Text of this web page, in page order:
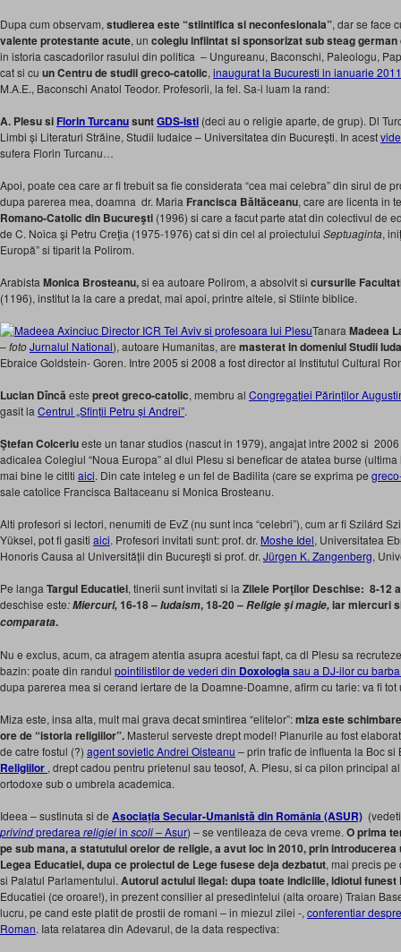
Dupa cum observam, studierea este “stiintifica si neconfesionala”, dar se face
valente protestante acute, un colegiu infiintat si sponsorizat sub steag german
in istoria cascadorilor rasului din politica – Ungureanu, Baconschi, Paleologu,
cat si cu un Centru de studii greco-catolic, inaugurat la Bucuresti in ianuarie 2011
M.A.E., Baconschi Anatol Teodor. Profesorii, la fel. Sa-i luam la rand:
A. Plesu si Florin TurcanusuntGDS-isti (deci au o religie aparte, de grup). Dl
Limbi și Literaturi Străine, Studii Iudaice – Universitatea din București. In acest
sufera Florin Turcanu…
Apoi, poate cea care ar fi trebuit sa fie considerata “cea mai celebra” din sirul de
dupa parerea mea, doamna dr. Maria Francisca Băltăceanu, care are licenta in
Romano-Catolic din Bucureşti (1996) si care a facut parte atat din colectivul de
de C. Noica şi Petru Creţia (1975-1976) cat si din cel al proiectului Septuaginta,
Europă” si tiparit la Polirom.
Arabista Monica Brosteanu,si ea autoare Polirom, a absolvit si cursurile
(1196), institut la la care a predat, mai apoi, printre altele, si Stiinte biblice.
Tanara Madeea
–fotoJurnalul National), autoare Humanitas, are masterat in domeniul Studii
Ebraice Goldstein- Goren. Intre 2005 si 2008 a fost director al Institutul Cultural
Lucian Dîncă este preot greco-catolic, membru al Congregației Părinților
gasit la Centrul „Sfinții Petru și Andrei”.
Ştefan Colceriueste un tanar studios (nascut in 1979), angajat intre 2002 si
adicalea Colegiul “Noua Europa” al dlui Plesu si beneficar de atatea burse
mai bine le cititi aici. Din cate inteleg e un fel de Badilita (care se exprima pe
sale catolice Francisca Baltaceanu si Monica Brosteanu.
Alti profesori si lectori, nenumiti de EvZ (nu sunt inca “celebri”), cum ar fi Szilárd
Yüksel, pot fi gasiti aici. Profesori invitati sunt: prof. dr. Moshe Idel, Universitatea
Honoris Causa al Universităţii din Bucureşti si prof. dr. Jürgen K. Zangenberg,
Pe langa Targul Educatiei, tinerii sunt invitati si la Zilele Porţilor Deschise: 8-12
deschise este:Miercuri,16-18 –Iudaism, 18-20 –Religie şi magie,iar miercuri
comparata.
Nu e exclus, acum, ca atragem atentia asupra acestui fapt, ca dl Plesu sa
bazin: poate din randul pointilistilor de vederi din Doxologiasau a DJ-ilor cu
dupa parerea mea si cerand iertare de la Doamne-Doamne, afirm cu tarie: va fi tot
Miza este, insa alta, mult mai grava decat smintirea “elitelor”:miza este
ore de “istoria religiilor”. Masterul serveste drept model! Planurile au fost
de catre fostul (?) agent sovietic Andrei Oisteanu – prin trafic de influenta la Boc
Religiilor , drept cadou pentru prietenul sau teosof, A. Plesu, si ca pilon principal
ortodoxe sub o umbrela academica.
Ideea – sustinuta si de Asociația Secular-Umanistă din România (ASUR)
privindpredarea religieiin scoli– Asur) – se ventileaza de ceva vreme. O prima
pe sub mana, a statutului orelor de religie, a avut loc in 2010, prin
Legea Educatiei, dupa ce proiectul de Lege fusese deja dezbatut, mai precis
si Palatul Parlamentului. Autorul actului ilegal: dupa toate indiciile, idiotul funest
Educatiei (ce oroare!), in prezent consilier al presedintelui (alta oroare) Traian
lucru, pe cand este platit de prostii de romani – in miezul zilei -, conferentiar
Roman. Iata relatarea din Adevarul, de la data respectiva: